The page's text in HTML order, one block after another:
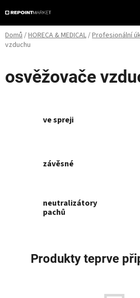
na
obsah
Domů/HORECA & MEDICAL/Profesionální
vzduchu
osvěžovače
ve spreji
závěsné
neutralizátory
pachů
Produkty teprve